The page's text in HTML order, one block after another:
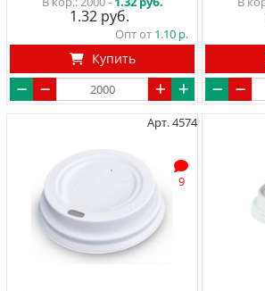
1.32
Опт от 1.10
Купить
Арт. 4574
9